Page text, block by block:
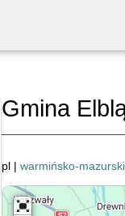
Gmina
pl | warmińsko-